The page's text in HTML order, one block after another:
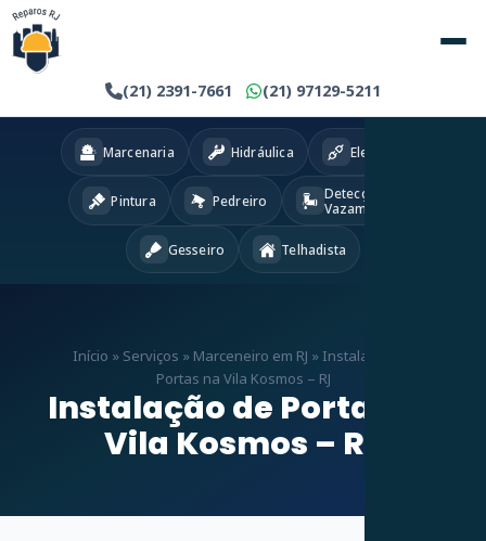
(21) 2391-7661 (21) 97129-5211
Marcenaria Hidráulica Eletricista
Pintura Pedreiro
Detecção
Vazamentos
Gesseiro Telhadista
Início » Serviços » Marceneiro em RJ » Instalação de
Portas na Vila Kosmos – RJ
Instalação de Portas na
Vila Kosmos – RJ